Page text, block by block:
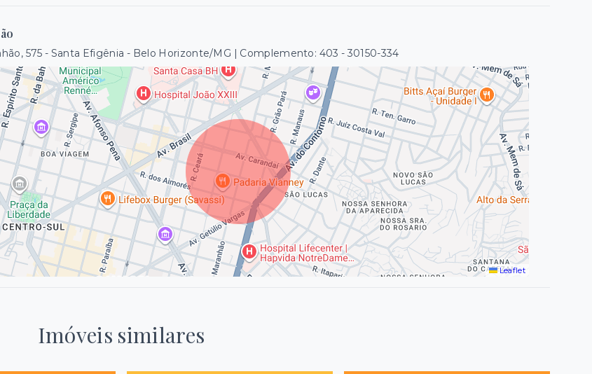
575 - Santa Efigênia - Belo Horizonte/MG | Complemento: 403 - 30150-334
Leaflet
Imóveis similares